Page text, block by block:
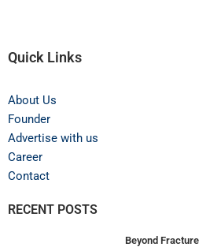
Quick Links
About Us
Founder
Advertise with us
Career
Contact
RECENT POSTS
Beyond